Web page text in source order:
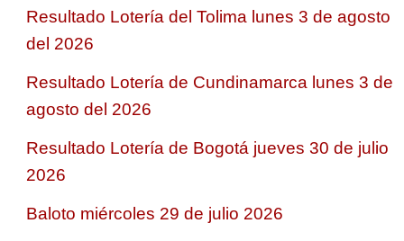
Resultado Lotería del Tolima lunes 3 de agosto
del 2026
Resultado Lotería de Cundinamarca lunes 3 de
agosto del 2026
Resultado Lotería de Bogotá jueves 30 de julio
2026
Baloto miércoles 29 de julio 2026